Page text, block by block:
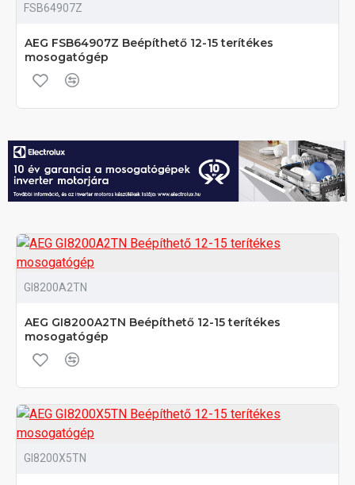
FSB64907Z
AEG FSB64907Z Beépíthető 12-15 terítékes
mosogatógép
GI8200A2TN
AEG GI8200A2TN Beépíthető 12-15 terítékes
mosogatógép
GI8200X5TN